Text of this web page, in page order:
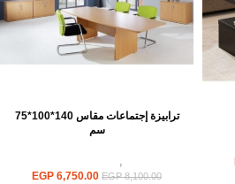
ترابيزة إجتماعات مقاس 140*100*75
سم
ترابيزات,
EGP8,100.00
EGP 6,750.00